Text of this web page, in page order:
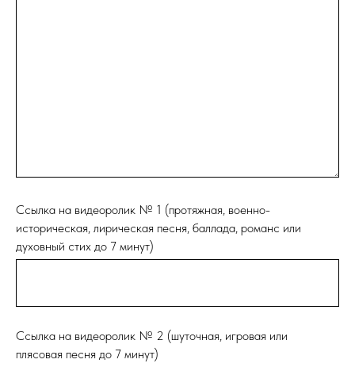
Ссылка на видеоролик № 1 (протяжная, военно-
историческая, лирическая песня, баллада, романс или
духовный стих до 7 минут)
Ссылка на видеоролик № 2 (шуточная, игровая или
плясовая песня до 7 минут)